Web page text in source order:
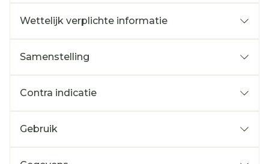
Wettelijk verplichte informatie
Samenstelling
Contra indicatie
Gebruik